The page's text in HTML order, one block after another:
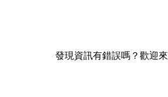
發現資訊有錯誤嗎？歡迎